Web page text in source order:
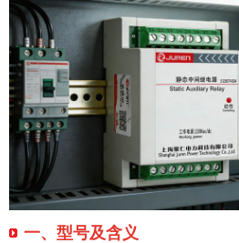
一、型号及含义